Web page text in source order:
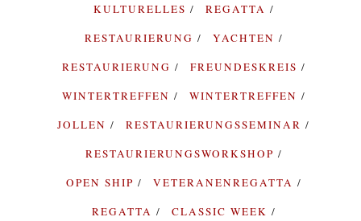
KULTURELLES
REGATTA
RESTAURIERUNG
YACHTEN
RESTAURIERUNG
FREUNDESKREIS
WINTERTREFFEN
WINTERTREFFEN
JOLLEN
RESTAURIERUNGSSEMINAR
RESTAURIERUNGSWORKSHOP
OPEN SHIP
VETERANENREGATTA
REGATTA
CLASSIC WEEK